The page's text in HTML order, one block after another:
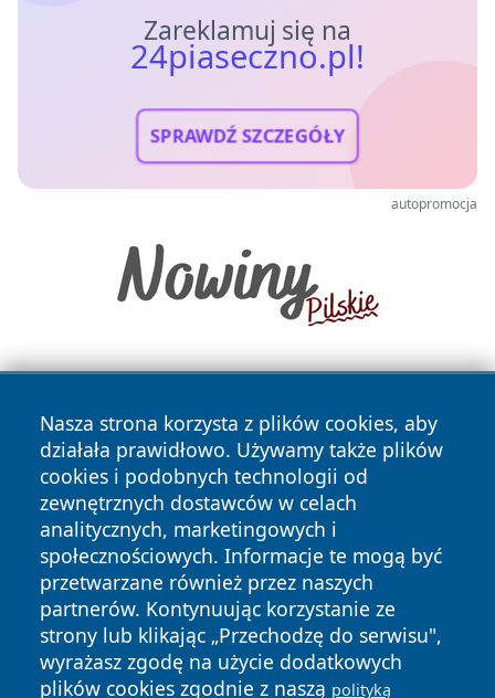
Zareklamuj się na
24piaseczno.pl!
SPRAWDŹ SZCZEGÓŁY
autopromocja
Nasza strona korzysta z plików cookies, aby
działała prawidłowo. Używamy także plików
cookies i podobnych technologii od
zewnętrznych dostawców w celach
analitycznych, marketingowych i
społecznościowych. Informacje te mogą być
przetwarzane również przez naszych
partnerów. Kontynuując korzystanie ze
strony lub klikając „Przechodzę do serwisu",
wyrażasz zgodę na użycie dodatkowych
plików cookies zgodnie z naszą polityką
Copyright © 2026 24piaseczno.pl Wszystkie prawa
zastrzeżone.
News Autorzy
Polityka
Prywatności
Polityka
Cookies